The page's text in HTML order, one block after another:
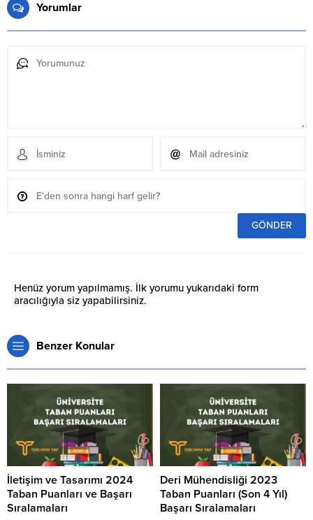
Yorumlar
Henüz yorum yapılmamış. İlk yorumu yukarıdaki form
aracılığıyla siz yapabilirsiniz.
Benzer Konular
İletişim ve Tasarımı 2024
Taban Puanları ve Başarı
Sıralamaları
Deri Mühendisliği 2023
Taban Puanları (Son 4 Yıl)
Başarı Sıralamaları